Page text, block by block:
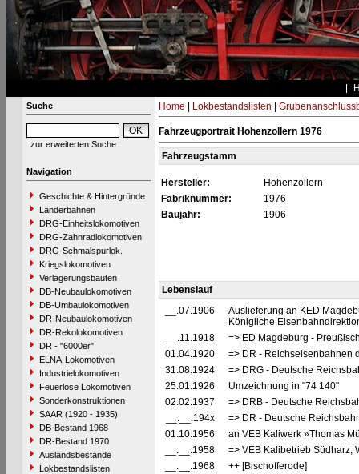
Suche
zur erweiterten Suche
Navigation
Geschichte & Hintergründe
Länderbahnen
DRG-Einheitslokomotiven
DRG-Zahnradlokomotiven
DRG-Schmalspurlok.
Kriegslokomotiven
Verlagerungsbauten
DB-Neubaulokomotiven
DB-Umbaulokomotiven
DR-Neubaulokomotiven
DR-Rekolokomotiven
DR - "6000er"
ELNA-Lokomotiven
Industrielokomotiven
Feuerlose Lokomotiven
Sonderkonstruktionen
SAAR (1920 - 1935)
DB-Bestand 1968
DR-Bestand 1970
Auslandsbestände
Lokbestandslisten
Home Lokbestandslisten
Fahrzeugportrait Hohenzollern 1976
Fahrzeugstamm
Hersteller:
Hohenzollern
Fabriknummer:
1976
Baujahr:
1906
Lebenslauf
__.07.1906
Auslieferung an KED
Königliche
__.11.1918
=> ED Magdeburg -
01.04.1920
=> DR - Reichseisenbahnen
31.08.1924
=> DRG - Deutsche
25.01.1926
Umzeichnung in "74 140"
02.02.1937
=> DRB - Deutsche
__.__.194x
=> DR - Deutsche
01.10.1956
an VEB Kaliwerk »Thomas
__.__.1958
=> VEB Kalibetrieb Südharz,
__.__.1968
++ [Bischofferode]